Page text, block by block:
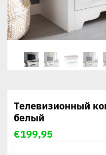
Телевизионный
белый
€199,95